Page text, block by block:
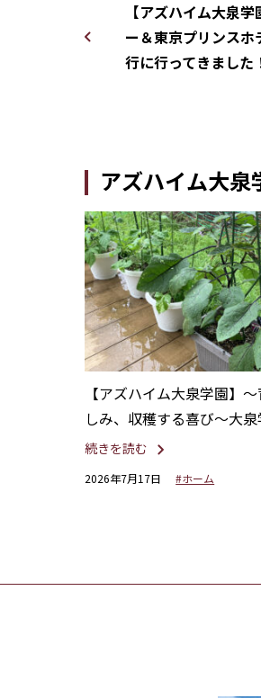
【アズハイム大泉
ー＆東京プリンスホ
行に行ってきました
アズハイム大
【アズハイム大泉学園】
しみ、収穫する喜び〜大
ーム
続きを読む
2026年7月17日 #ホーム